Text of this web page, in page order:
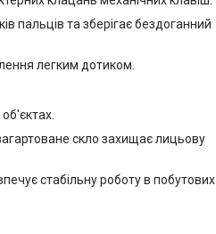
пальців та зберігає бездоганний
легким дотиком.
скло захищає лицьову
стабільну роботу в побутових